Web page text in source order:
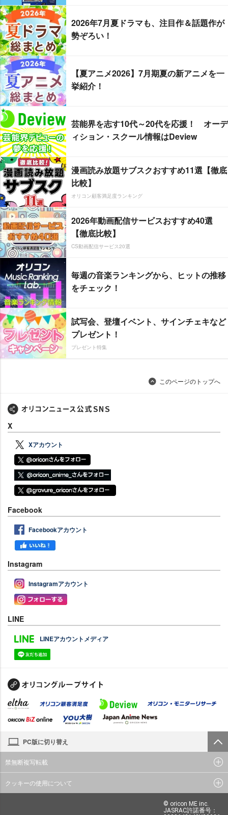
2026年7月夏ドラマも、注目作＆話題作が
勢ぞろい！
【夏アニメ2026】7月期夏の新アニメを一
挙紹介！
芸能界を志す10代～20代を応援！ オーデ
ィション・スクール情報はDeview
漫画読み放題サブスクおすすめ11選【徹底
比較】
オリコン顧客満足度ランキング
2026年動画配信サービスおすすめ40選
【徹底比較】
CS動画配信サービス20選
毎週の音楽ランキングから、ヒットの推移
をチェック！
試写会、登壇イベント、サインチェキなど
プレゼント！
プレゼント特集
このページのトップへ
X
Xアカウント
Facebook
Facebookアカウント
Instagram
Instagramアカウント
LINE
LINEアカウントメディア
PC版に切り替え
禁無断複写転載
クッキーの使用について
© oricon ME inc.
JASRAC許諾番号：